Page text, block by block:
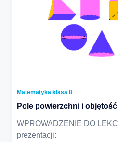
Matematyka klasa 8
Pole powierzchni i
WPROWADZENIE DO
prezentacji: